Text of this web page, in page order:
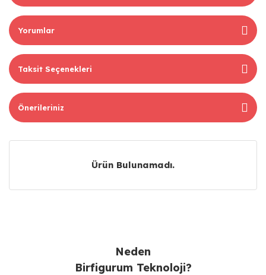
Yorumlar
Taksit Seçenekleri
Önerileriniz
Ürün Bulunamadı.
Neden
Birfigurum Teknoloji?